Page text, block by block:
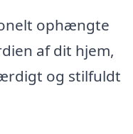
ophængte
af dit hjem,
og stilfuldt